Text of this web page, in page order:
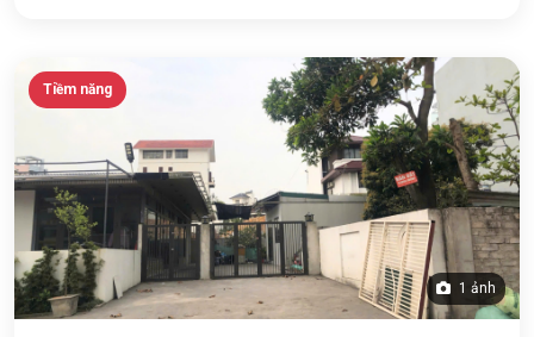
Tiềm năng
1 ảnh